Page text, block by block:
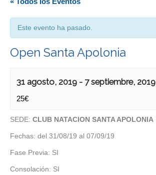
Este evento ha pasado.
Open Santa Apolonia
31 agosto, 2019 - 7 septiembre, 2019
25€
SEDE: CLUB NATACION SANTA APOLONIA
Fechas: del 31/08/19 al 07/09/19
Fase Previa: SI
Consolación: SI